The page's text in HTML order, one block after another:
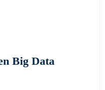
Big Data